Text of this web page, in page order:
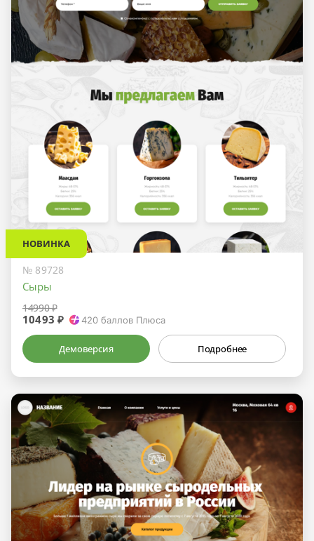
НОВИНКА
№ 89728
Сыры
14990 ₽
10493 ₽ 420 баллов Плюса
Демоверсия Подробнее